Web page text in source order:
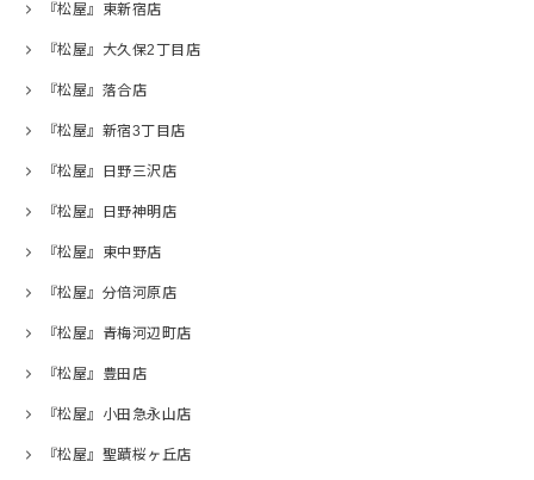
『松屋』東新宿店
『松屋』大久保2丁目店
『松屋』落合店
『松屋』新宿3丁目店
『松屋』日野三沢店
『松屋』日野神明店
『松屋』東中野店
『松屋』分倍河原店
『松屋』青梅河辺町店
『松屋』豊田店
『松屋』小田急永山店
『松屋』聖蹟桜ヶ丘店